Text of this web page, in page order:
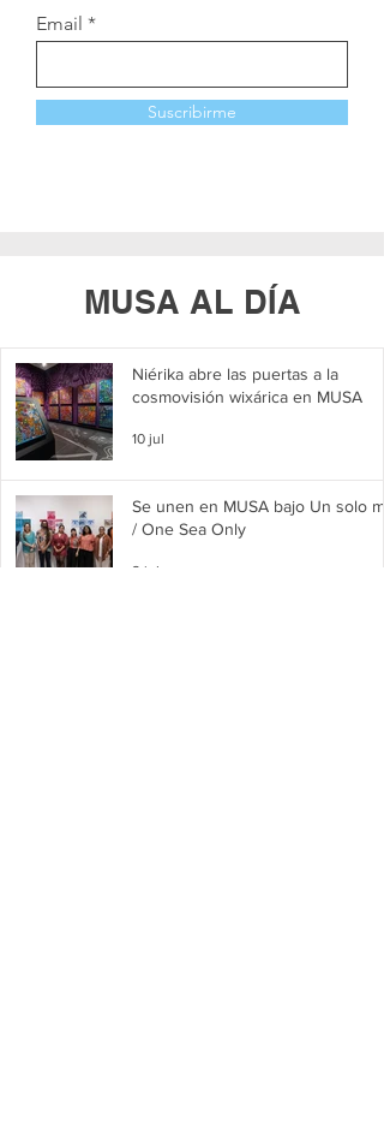
Email
Suscribirme
MUSA AL DÍA
Niérika abre las puertas a la
cosmovisión wixárica en MUSA
10 jul
Se unen en MUSA bajo Un solo
/ One Sea Only
2 jul